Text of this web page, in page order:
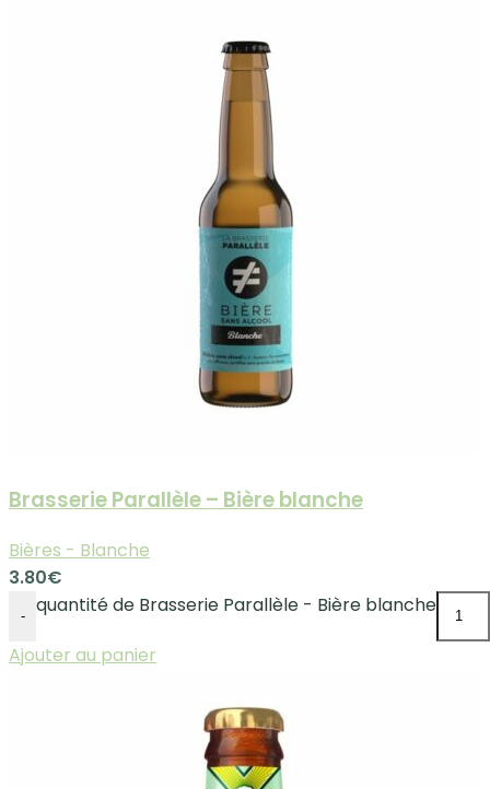
Brasserie Parallèle – Bière blanche
Bières - Blanche
3.80€
-
quantité de Brasserie Parallèle - Bière blanche
Ajouter au panier